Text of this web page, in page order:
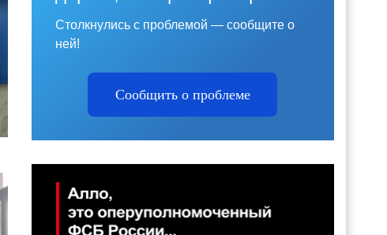
Столкнулись с проблемой — сообщите о
ней!
Сообщить о проблеме